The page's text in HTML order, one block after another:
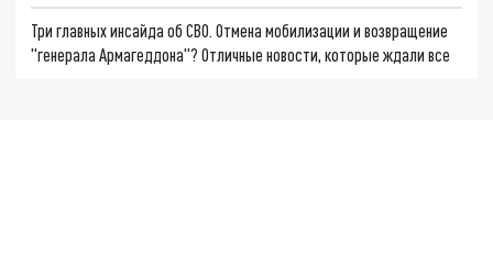
Три главных инсайда об СВО. Отмена мобилизации и возвращение
"генерала Армагеддона"? Отличные новости, которые ждали все